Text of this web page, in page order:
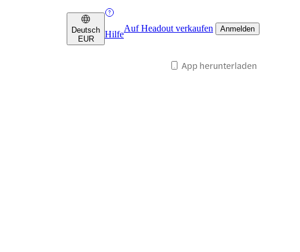
Deutsch
EUR
Hilfe
Auf Headout verkaufen Anmelden
App herunterladen